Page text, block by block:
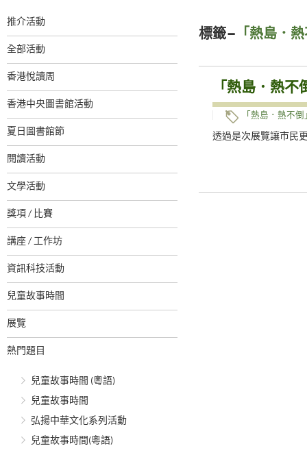
推介活動
全部活動
香港悅讀周
香港中央圖書館活動
夏日圖書館節
閱讀活動
文學活動
獎項 / 比賽
講座 / 工作坊
資訊科技活動
兒童故事時間
展覽
熱門題目
兒童故事時間 (粵語)
兒童故事時間
弘揚中華文化系列活動
兒童故事時間(粵語)
標籤– 「熱島．
「熱島．熱
「熱島．熱不
透過是次展覽讓市民